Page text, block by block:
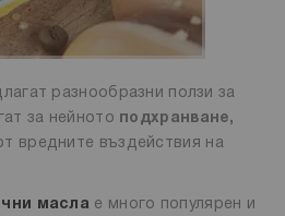
разнообразни ползи за
за нейното
подхранване,
вредните въздействия на
масла е много популярен и